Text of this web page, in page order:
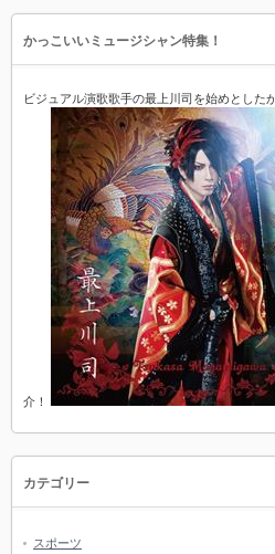
かっこいいミュージシャン特集！
ビジュアル演歌歌手の最上川司を始めとした
介！
カテゴリー
スポーツ